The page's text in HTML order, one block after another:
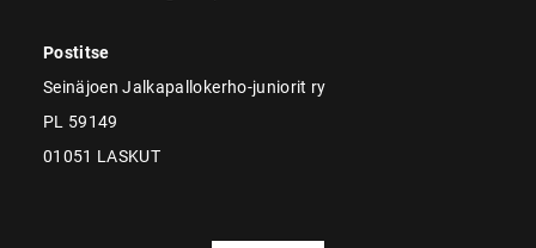
Postitse
Seinäjoen Jalkapallokerho-juniorit ry
PL 59149
01051 LASKUT